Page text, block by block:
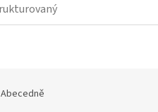
Abecedně